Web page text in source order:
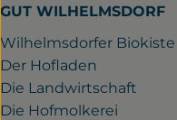
GUT WILHELMSDORF
Wilhelmsdorfer Biokiste
Der Hofladen
Die Landwirtschaft
Die Hofmolkerei